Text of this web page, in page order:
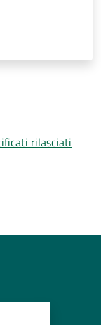
rilasciati